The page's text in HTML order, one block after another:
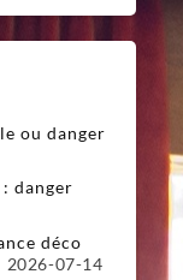
ou danger
danger
déco
2026-07-14